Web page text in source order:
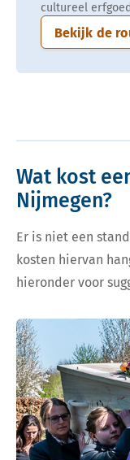
cultureel
Bekijk de
Wat kost
Nijmegen?
Er is niet een
kosten hiervan
hieronder voor
Bekijk tarieven voor